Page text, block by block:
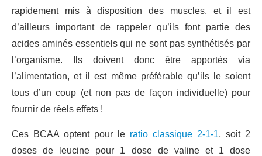
rapidement mis à disposition des muscles, et il est
d’ailleurs important de rappeler qu’ils font partie des
acides aminés essentiels qui ne sont pas synthétisés par
l’organisme. Ils doivent donc être apportés via
l’alimentation, et il est même préférable qu’ils le soient
tous d’un coup (et non pas de façon individuelle) pour
fournir de réels effets !
Ces BCAA optent pour le ratio classique 2-1-1, soit 2
doses de leucine pour 1 dose de valine et 1 dose